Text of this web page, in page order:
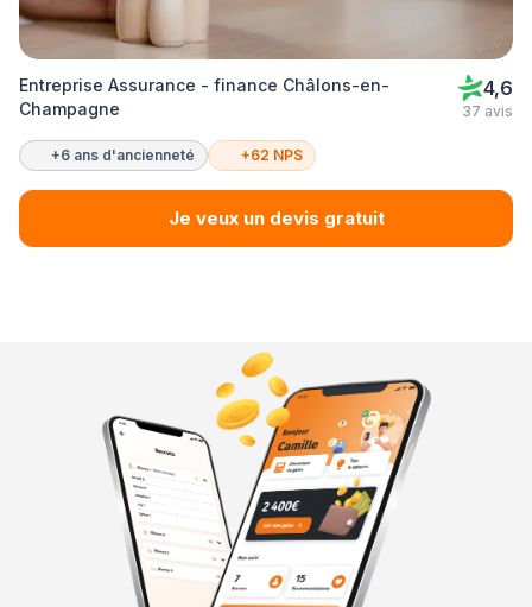
Entreprise Assurance - finance Châlons-en-
Champagne
4,6
37 avis
+6 ans d'ancienneté +62 NPS
Je veux un devis gratuit